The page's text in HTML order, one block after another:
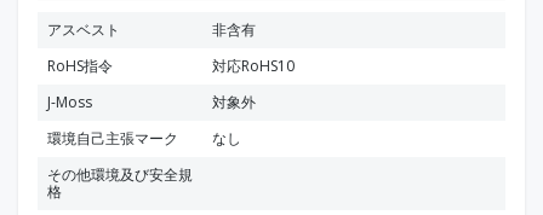
アスベスト
非含有
RoHS指令
対応RoHS10
J-Moss
対象外
環境自己主張マーク
なし
その他環境及び安全規
格